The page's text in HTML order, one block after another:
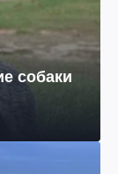
собаки